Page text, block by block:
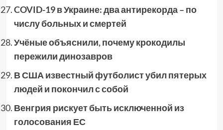
COVID-19 в Украине: два антирекорда – по
числу больных и смертей
Учёные объяснили, почему крокодилы
пережили динозавров
В США известный футболист убил пятерых
людей и покончил с собой
Венгрия рискует быть исключенной из
голосования ЕС